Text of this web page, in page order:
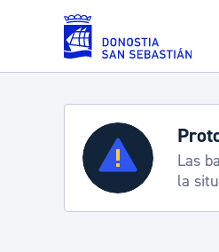
Saltar al contenido principal
Servicios
Padrón y
Las
la